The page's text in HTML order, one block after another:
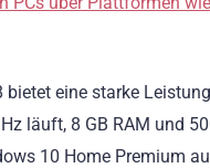
eine starke
läuft, 8 GB RAM und
10 Home Premium